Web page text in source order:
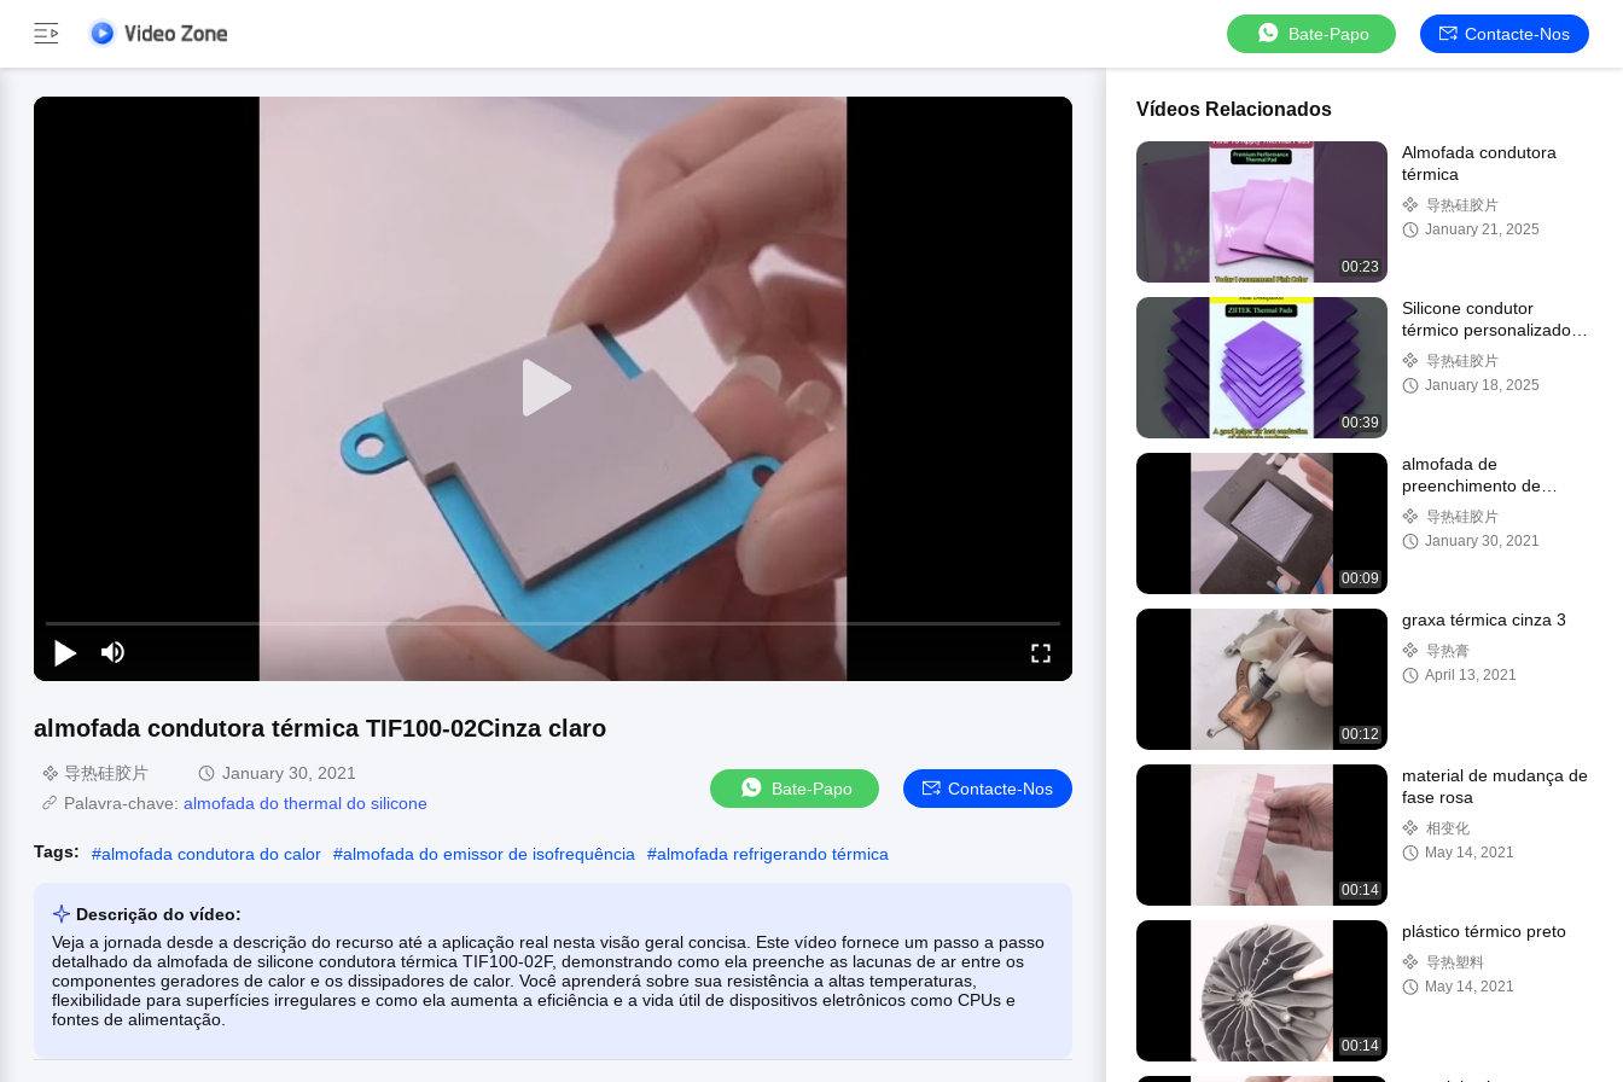
Bate-Papo Contacte-Nos
almofada condutora térmica TIF100-02Cinza claro
导热硅胶片
January 30, 2021
Palavra-chave: almofada do thermal do silicone
Bate-Papo Contacte-Nos
Tags: #almofada condutora do calor #almofada do emissor de isofrequência #almofada refrigerando térmica
Descrição do vídeo:
Veja a jornada desde a descrição do recurso até a aplicação real nesta visão geral concisa. Este vídeo fornece um passo a passo
detalhado da almofada de silicone condutora térmica TIF100-02F, demonstrando como ela preenche as lacunas de ar entre os
componentes geradores de calor e os dissipadores de calor. Você aprenderá sobre sua resistência a altas temperaturas,
flexibilidade para superfícies irregulares e como ela aumenta a eficiência e a vida útil de dispositivos eletrônicos como CPUs e
fontes de alimentação.
Vídeos Relacionados
00:23
Almofada condutora
térmica
导热硅胶片
January 21, 2025
00:39
Silicone condutor
térmico personalizado
para resfriamento de
CPU GPU
导热硅胶片
January 18, 2025
00:09
almofada de
preenchimento de
lacunas laptop TIF800
cinza
导热硅胶片
January 30, 2021
00:12
graxa térmica cinza 3
导热膏
April 13, 2021
00:14
material de mudança de
fase rosa
相变化
May 14, 2021
00:14
plástico térmico preto
导热塑料
May 14, 2021